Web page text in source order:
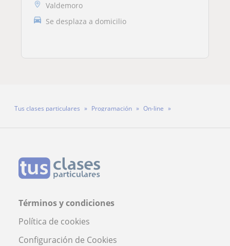
Valdemoro
Se desplaza a domicilio
Tus clases particulares Programación
On-line
Términos y condiciones
Política de cookies
Configuración de Cookies